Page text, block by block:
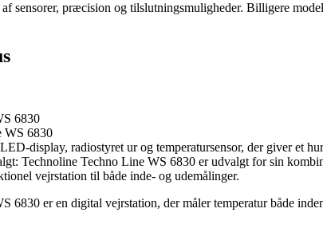
sensorer, præcision og tilslutningsmuligheder. Billigere
6830
display, radiostyret ur og temperatursensor, der giver et
Technoline Techno Line WS 6830 er udvalgt for sin
vejrstation til både inde- og udemålinger.
6830 er en digital vejrstation, der måler temperatur både